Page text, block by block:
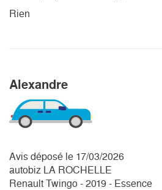
Rien
Alexandre
Avis déposé le 17/03/2026
autobiz LA ROCHELLE
Renault Twingo - 2019 - Essence